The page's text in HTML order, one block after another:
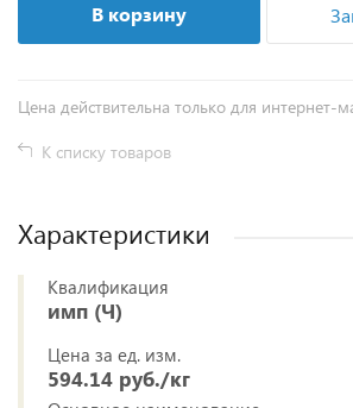
В корзину
Цена действительна только для интернет-
К списку товаров
Характеристики
Квалификация
имп (Ч)
Цена за ед. изм.
594.14 руб./кг